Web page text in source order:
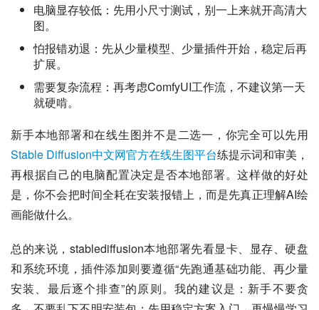
电脑显存较低：先用小尺寸测试，别一上来就开高清大
图。
怕报错劝退：先从少量模型、少量插件开始，稳定后再
扩展。
需要复杂流程：再考虑ComfyUI工作流，不建议第一天
就硬啃。
新手本地部署和在线生图并不是二选一，你完全可以先用
Stable Diffusion中文网官方在线生图平台练提示词和审美，
再根据自己的电脑配置决定是否本地部署。这样做的好处
是，你不会把时间全耗在安装报错上，而是先真正理解AI绘
画能做什么。
总的来说，stablediffusion本地部署先看显卡、显存、硬盘
和系统环境，插件添加则要遵循“先跑通基础功能、再少量
安装、最后逐个排查”的原则。我的建议是：新手不要贪